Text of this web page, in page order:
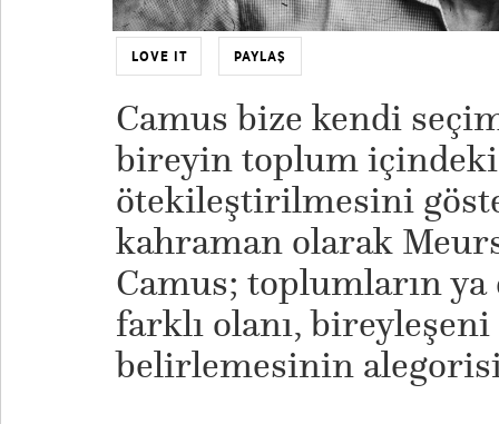
LOVE IT PAYLAŞ
Camus bize kendi
bireyin toplum içindeki
ötekileştirilmesini
kahraman olarak
Camus; toplumların
farklı olanı,
belirlemesinin